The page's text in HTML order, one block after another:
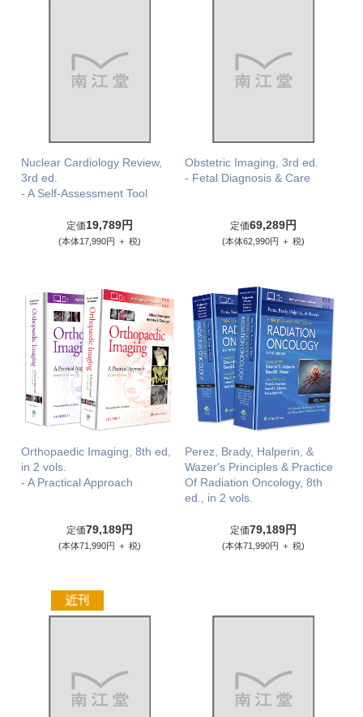
Nuclear Cardiology Review,
3rd ed.
- A Self-Assessment Tool
定価19,789円
(本体17,990円 ＋ 税)
Obstetric Imaging, 3rd ed.
- Fetal Diagnosis & Care
定価69,289円
(本体62,990円 ＋ 税)
Orthopaedic Imaging, 8th ed,
in 2 vols.
- A Practical Approach
定価79,189円
(本体71,990円 ＋ 税)
Perez, Brady, Halperin, &
Wazer's Principles & Practice
Of Radiation Oncology, 8th
ed., in 2 vols.
定価79,189円
(本体71,990円 ＋ 税)